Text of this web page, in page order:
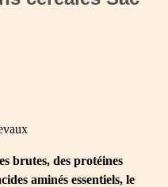
brutes, des protéines
aminés essentiels, le